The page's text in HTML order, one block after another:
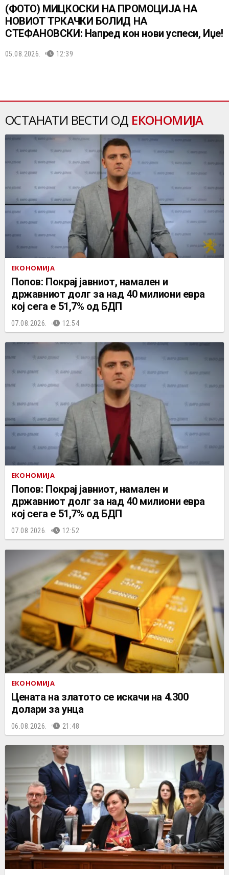
(ФОТО) МИЦКОСКИ НА ПРОМОЦИЈА НА
НОВИОТ ТРКАЧКИ БОЛИД НА
СТЕФАНОВСКИ: Напред кон нови успеси, Иџе!
05.08.2026. 12:39
ОСТАНАТИ ВЕСТИ ОД ЕКОНОМИЈА
ЕКОНОМИЈА
Попов: Покрај јавниот, намален и
државниот долг за над 40 милиони евра
кој сега е 51,7% од БДП
07.08.2026. 12:54
ЕКОНОМИЈА
Попов: Покрај јавниот, намален и
државниот долг за над 40 милиони евра
кој сега е 51,7% од БДП
07.08.2026. 12:52
ЕКОНОМИЈА
Цената на златото се искачи на 4.300
долари за унца
06.08.2026. 21:48